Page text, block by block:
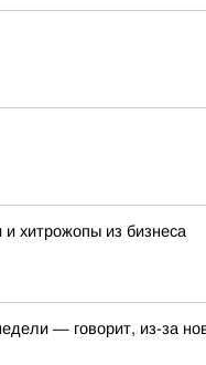
хитрожопы из бизнеса
— говорит, из-за